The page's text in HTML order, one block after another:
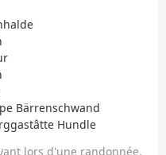
Bärrenschwand
Hundle
lors d'une randonnée.